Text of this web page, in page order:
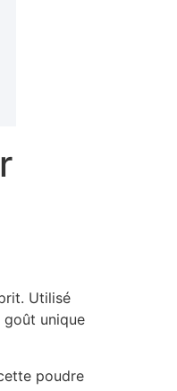
Utilisé
goût unique
poudre